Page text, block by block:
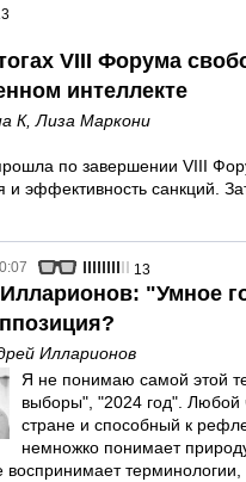
VIII Форума
интеллекте
К, Лиза Маркони
по завершении VIII
и эффективность санкций.
13
"Умное
Илларионов
Я не понимаю самой этой
выборы", "2024 год".
стране и способный к
немножко понимает
воспринимает